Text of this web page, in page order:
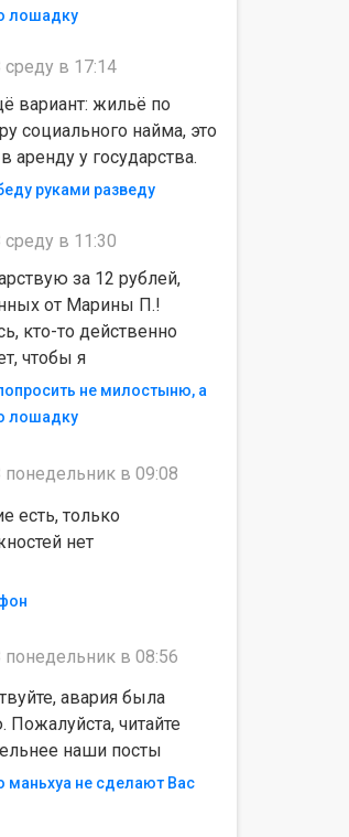
лошадку
среду в 17:14
вариант: жильё по
социального найма, это
аренду у государства.
руками разведу
среду в 11:30
за 12 рублей,
от Марины П.!
кто-то действенно
чтобы я
не милостыню, а
лошадку
понедельник в 09:08
есть, только
нет
понедельник в 08:56
авария была
Пожалуйста, читайте
наши посты
маньхуа не сделают Вас